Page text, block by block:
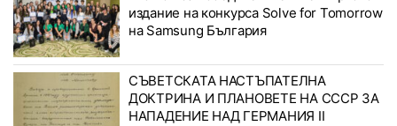
издание на конкурса Solve for Tomorrow
на Samsung България
СЪВЕТСКАТА НАСТЪПАТЕЛНА
ДОКТРИНА И ПЛАНОВЕТЕ НА СССР ЗА
НАПАДЕНИЕ НАД ГЕРМАНИЯ II